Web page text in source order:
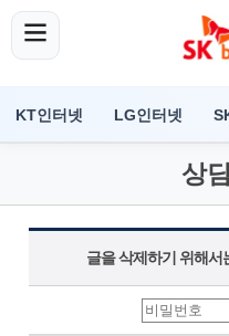
KT인터넷 LG인터넷
상
글을 삭제하기 위해서